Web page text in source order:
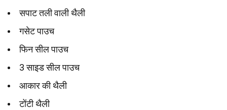
सपाट तली वाली थैली
गसेट पाउच
फिन सील पाउच
3 साइड सील पाउच
आकार की थैली
टोंटी थैली